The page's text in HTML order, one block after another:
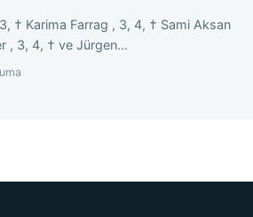
† Karima Farrag , 3, 4, † Sami Aksan
, 3, 4, † ve Jürgen…